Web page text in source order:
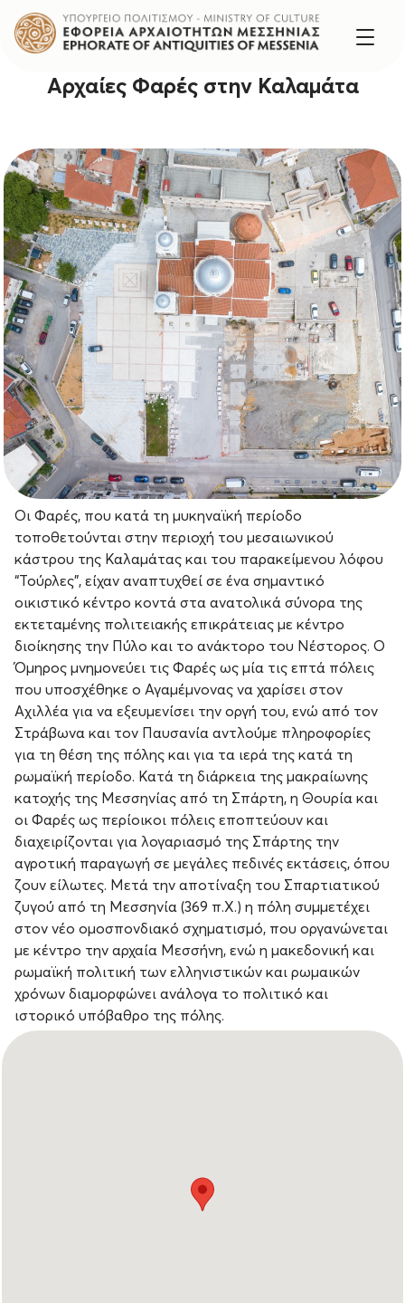
Αρχαίες Φαρές στην Καλαμάτα
Οι Φαρές, που κατά τη μυκηναϊκή περίοδο
τοποθετούνται στην περιοχή του μεσαιωνικού
κάστρου της Καλαμάτας και του παρακείμενου λόφου
“Τούρλες”, είχαν αναπτυχθεί σε ένα σημαντικό
οικιστικό κέντρο κοντά στα ανατολικά σύνορα της
εκτεταμένης πολιτειακής επικράτειας με κέντρο
διοίκησης την Πύλο και το ανάκτορο του Νέστορος. Ο
Όμηρος μνημονεύει τις Φαρές ως μία τις επτά πόλεις
που υποσχέθηκε ο Αγαμέμνονας να χαρίσει στον
Αχιλλέα για να εξευμενίσει την οργή του, ενώ από τον
Στράβωνα και τον Παυσανία αντλούμε πληροφορίες
για τη θέση της πόλης και για τα ιερά της κατά τη
ρωμαϊκή περίοδο. Κατά τη διάρκεια της μακραίωνης
κατοχής της Μεσσηνίας από τη Σπάρτη, η Θουρία και
οι Φαρές ως περίοικοι πόλεις εποπτεύουν και
διαχειρίζονται για λογαριασμό της Σπάρτης την
αγροτική παραγωγή σε μεγάλες πεδινές εκτάσεις, όπου
ζουν είλωτες. Μετά την αποτίναξη του Σπαρτιατικού
ζυγού από τη Μεσσηνία (369 π.Χ.) η πόλη συμμετέχει
στον νέο ομοσπονδιακό σχηματισμό, που οργανώνεται
με κέντρο την αρχαία Μεσσήνη, ενώ η μακεδονική και
ρωμαϊκή πολιτική των ελληνιστικών και ρωμαικών
χρόνων διαμορφώνει ανάλογα το πολιτικό και
ιστορικό υπόβαθρο της πόλης.